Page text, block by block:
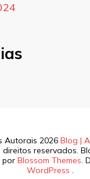
Autorais 2026 Blog |
direitos reservados.
por Blossom Themes.
WordPress .